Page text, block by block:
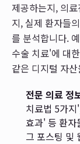
제공하는지, 의
지, 실제 환자들
를 분석합니다.
수술 치료'에 대
같은 디지털 자
전문 의료 정
치료법 5가
효과' 등 환자
그 포스팅 및